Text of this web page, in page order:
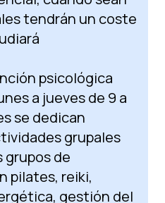
tendrán un coste
psicológica
a jueves de 9 a
se dedican
grupales
de
pilates, reiki,
gestión del